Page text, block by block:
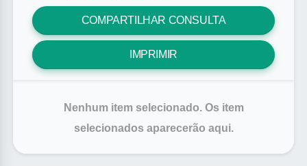
COMPARTILHAR CONSULTA
IMPRIMIR
Nenhum item selecionado. Os item
selecionados aparecerão aqui.